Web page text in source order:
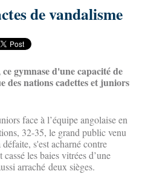
de vandalisme
gymnase d'une capacité de
des nations cadettes et juniors
face à l’équipe angolaise en
32-35, le grand public venu
s'est acharné contre
les baies vitrées d’une
arraché deux sièges.